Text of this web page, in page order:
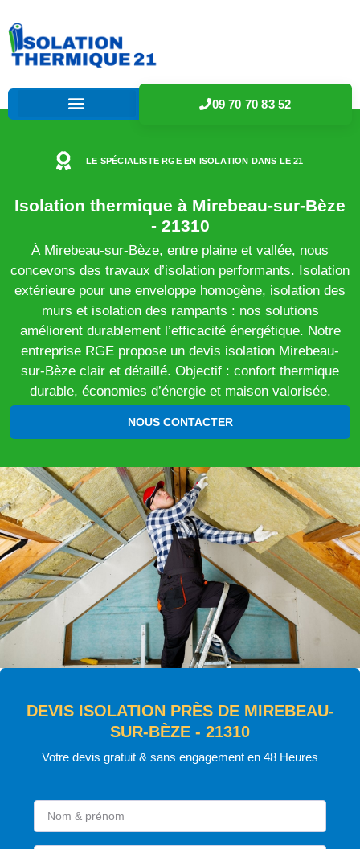
09 70 70 83 52
LE SPÉCIALISTE RGE EN ISOLATION DANS LE 21
Isolation thermique à Mirebeau-sur-Bèze
- 21310
À Mirebeau-sur-Bèze, entre plaine et vallée, nous
concevons des travaux d’isolation performants. Isolation
extérieure pour une enveloppe homogène, isolation des
murs et isolation des rampants : nos solutions
améliorent durablement l’efficacité énergétique. Notre
entreprise RGE propose un devis isolation Mirebeau-
sur-Bèze clair et détaillé. Objectif : confort thermique
durable, économies d’énergie et maison valorisée.
NOUS CONTACTER
DEVIS ISOLATION PRÈS DE MIREBEAU-
SUR-BÈZE - 21310
Votre devis gratuit & sans engagement en 48 Heures